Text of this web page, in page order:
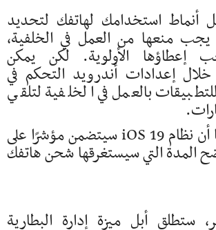
أنماط استخدامك لهاتفك لتحديد
يجب منعها من العمل في الخلفية،
إعطاؤها الأولوية. لكن يمكن
إعدادات أندرويد التحكم في
بالعمل في الخلفية لتلقي
كذلك، ورد أيضًا أن نظام iOS 19 سيتضمن مؤشرًا على
المدة التي سيستغرقها شحن هاتفك
ستطلق أبل ميزة إدارة البطارية